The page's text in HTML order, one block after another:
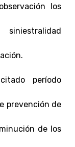
los
período
prevención de
de los